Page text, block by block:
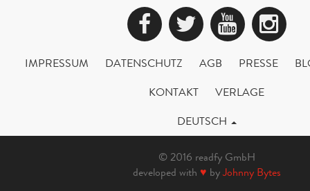
Facebook
Twitter
IMPRESSUM DATENSCHUTZ AGB PRESSE
KONTAKT
VERLAGE
DEUTSCH
© 2016 readfy GmbH
developed with ♥ byJohnny Bytes